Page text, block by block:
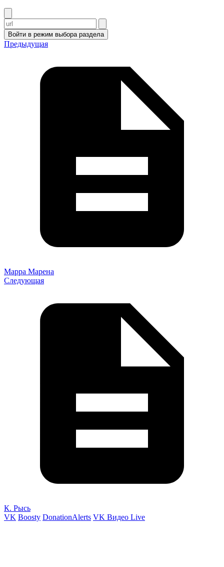
Войти в режим выбора раздела
Предыдущая
Марра Марена
Следующая
К. Рысь
VK Boosty DonationAlerts VK Видео Live